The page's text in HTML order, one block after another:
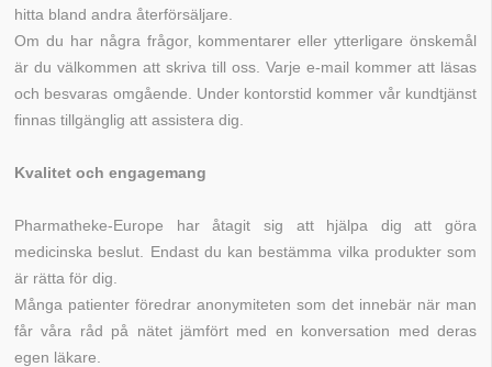
hitta bland andra återförsäljare.
Om du har några frågor, kommentarer eller ytterligare önskemål
är du välkommen att skriva till oss. Varje e-mail kommer att läsas
och besvaras omgående. Under kontorstid kommer vår kundtjänst
finnas tillgänglig att assistera dig.
Kvalitet och engagemang
Pharmatheke-Europe har åtagit sig att hjälpa dig att göra
medicinska beslut. Endast du kan bestämma vilka produkter som
är rätta för dig.
Många patienter föredrar anonymiteten som det innebär när man
får våra råd på nätet jämfört med en konversation med deras
egen läkare.